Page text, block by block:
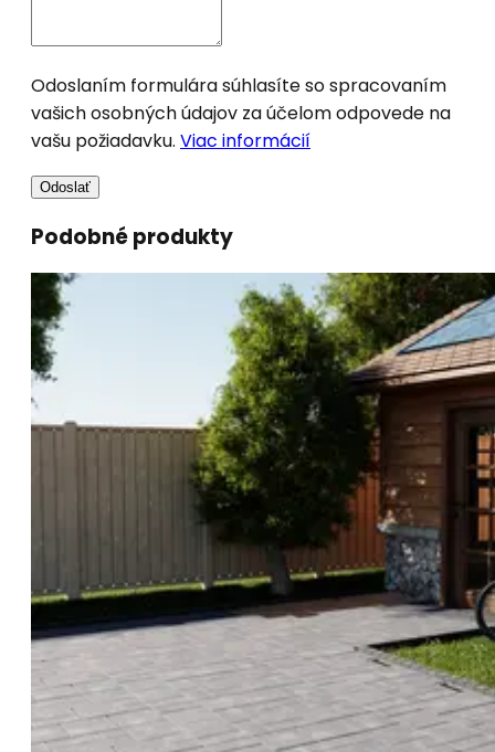
Odoslaním formulára súhlasíte so spracovaním
vašich osobných údajov za účelom odpovede na
vašu požiadavku. Viac informácií
Odoslať
Podobné produkty